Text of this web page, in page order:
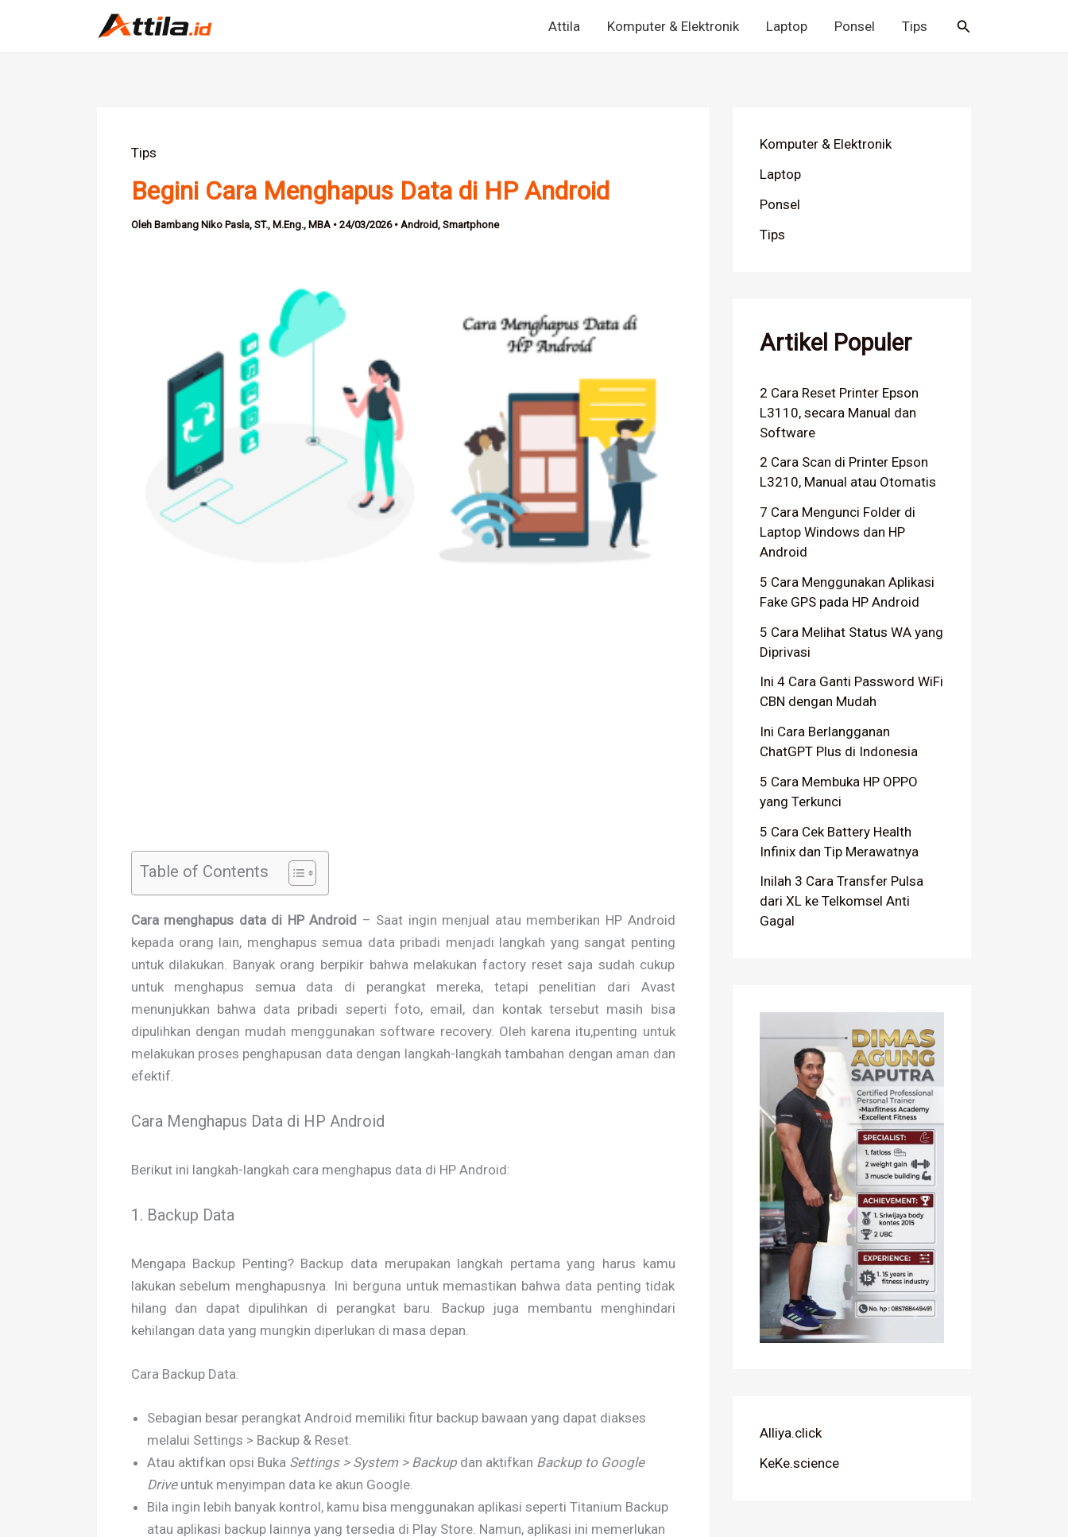
Attila Komputer & Elektronik Laptop Ponsel Tips Cari
Tips
Begini Cara Menghapus Data di HP Android
Oleh Bambang Niko Pasla, ST., M.Eng., MBA • 24/03/2026 • Android, Smartphone
Table of Contents
Cara menghapus data di HP Android – Saat ingin menjual atau memberikan HP Android
kepada orang lain, menghapus semua data pribadi menjadi langkah yang sangat penting
untuk dilakukan. Banyak orang berpikir bahwa melakukan factory reset saja sudah cukup
untuk menghapus semua data di perangkat mereka, tetapi penelitian dari Avast
menunjukkan bahwa data pribadi seperti foto, email, dan kontak tersebut masih bisa
dipulihkan dengan mudah menggunakan software recovery. Oleh karena itu,penting untuk
melakukan proses penghapusan data dengan langkah-langkah tambahan dengan aman dan
efektif.
Cara Menghapus Data di HP Android
Berikut ini langkah-langkah cara menghapus data di HP Android:
1. Backup Data
Mengapa Backup Penting? Backup data merupakan langkah pertama yang harus kamu
lakukan sebelum menghapusnya. Ini berguna untuk memastikan bahwa data penting tidak
hilang dan dapat dipulihkan di perangkat baru. Backup juga membantu menghindari
kehilangan data yang mungkin diperlukan di masa depan.
Cara Backup Data:
Sebagian besar perangkat Android memiliki fitur backup bawaan yang dapat diakses
melalui Settings > Backup & Reset.
Atau aktifkan opsi Buka Settings > System > Backupdan aktifkan Backup to Google
Driveuntuk menyimpan data ke akun Google.
Bila ingin lebih banyak kontrol, kamu bisa menggunakan aplikasi seperti Titanium Backup
atau aplikasi backup lainnya yang tersedia di Play Store. Namun, aplikasi ini memerlukan
Komputer & Elektronik
Laptop
Ponsel
Tips
Artikel Populer
2 Cara Reset Printer Epson
L3110, secara Manual dan
Software
2 Cara Scan di Printer Epson
L3210, Manual atau Otomatis
7 Cara Mengunci Folder di
Laptop Windows dan HP
Android
5 Cara Menggunakan Aplikasi
Fake GPS pada HP Android
5 Cara Melihat Status WA yang
Diprivasi
Ini 4 Cara Ganti Password WiFi
CBN dengan Mudah
Ini Cara Berlangganan
ChatGPT Plus di Indonesia
5 Cara Membuka HP OPPO
yang Terkunci
5 Cara Cek Battery Health
Infinix dan Tip Merawatnya
Inilah 3 Cara Transfer Pulsa
dari XL ke Telkomsel Anti
Gagal
Alliya.click
KeKe.science